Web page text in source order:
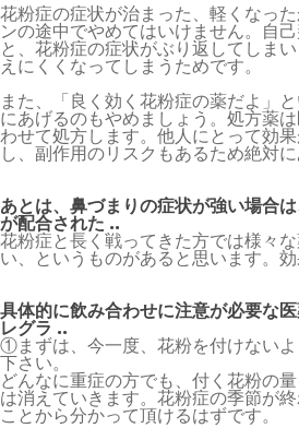
花粉症の症状が治まった、軽くなっ
ンの途中でやめてはいけません。自
と、花粉症の症状がぶり返してしま
えにくくなってしまうためです。
また、「良く効く花粉症の薬だよ」
にあげるのもやめましょう。処方薬
わせて処方します。他人にとって効
し、副作用のリスクもあるため絶対に
あとは、鼻づまりの症状が強い場合
が配合された ..
花粉症と長く戦ってきた方では様々
い、というものがあると思います。
具体的に飲み合わせに注意が必要な
レグラ ..
①まずは、今一度、花粉を付けない
下さい。
どんなに重症の方でも、付く花粉の
は消えていきます。花粉症の季節が
ことから分かって頂けるはずです。